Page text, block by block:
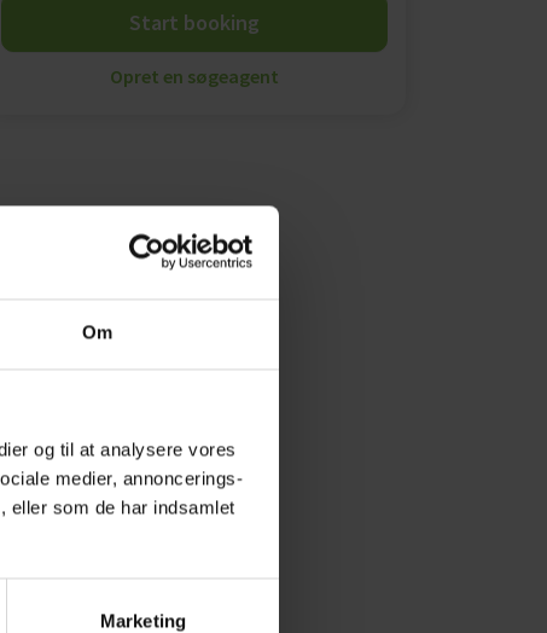
Om
og til at analysere vores
medier, annoncerings-
eller som de har indsamlet
Marketing
Start booking
Opret en søgeagent